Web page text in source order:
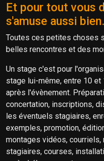
Et pour tout vous
s'amuse aussi bien.
Toutes ces petites choses
belles rencontres et des
Un stage c'est pour
stage lui-même, entre 10
après l'évènement.
concertation, inscriptions,
les éventuels stagiaires,
exemples, promotion,
montages vidéos,
stagiaires, courses,